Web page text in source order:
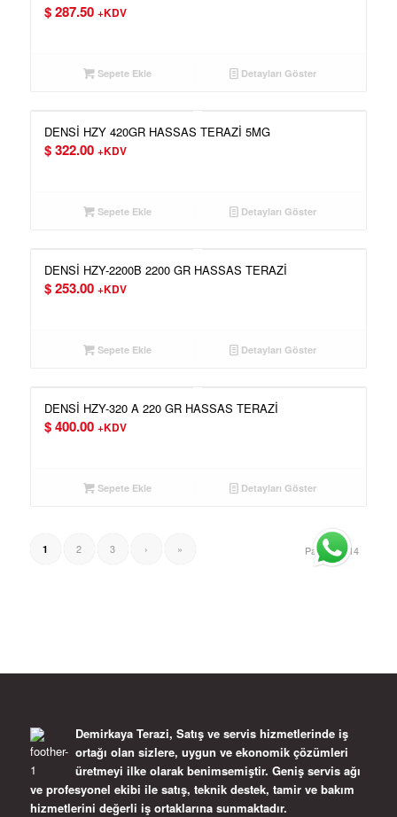
$287.50 +KDV
Sepete Ekle Detayları Göster
DENSİ HZY 420GR HASSAS TERAZİ 5MG
$322.00 +KDV
Sepete Ekle Detayları Göster
DENSİ HZY-2200B 2200 GR HASSAS TERAZİ
$253.00 +KDV
Sepete Ekle Detayları Göster
DENSİ HZY-320 A 220 GR HASSAS TERAZİ
$400.00 +KDV
Sepete Ekle Detayları Göster
Page 1 of 14
1 2 3 › »
Demirkaya Terazi, Satış ve servis hizmetlerinde iş
ortağı olan sizlere, uygun ve ekonomik çözümleri
üretmeyi ilke olarak benimsemiştir. Geniş servis ağı
ve profesyonel ekibi ile satış, teknik destek, tamir ve bakım
hizmetlerini değerli iş ortaklarına sunmaktadır.